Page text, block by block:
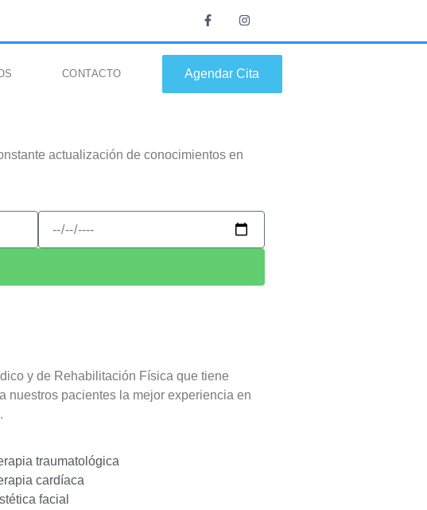
CONTACTO Agendar Cita
actualización de conocimientos en
y de Rehabilitación Física que tiene
nuestros pacientes la mejor experiencia en
traumatológica
cardíaca
facial